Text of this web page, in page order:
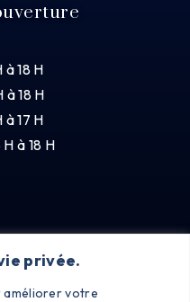
privée.
améliorer votre
à 18 H
à 18 H
à 17 H
à 18 H